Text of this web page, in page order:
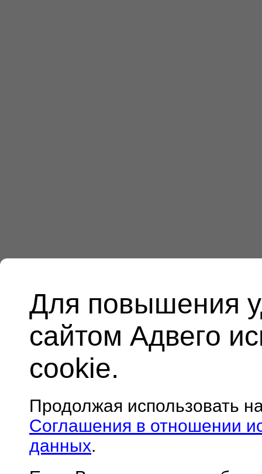
Для повышения
сайтом Адвего
cookie.
Продолжая использовать
Соглашения в отношении
данных.